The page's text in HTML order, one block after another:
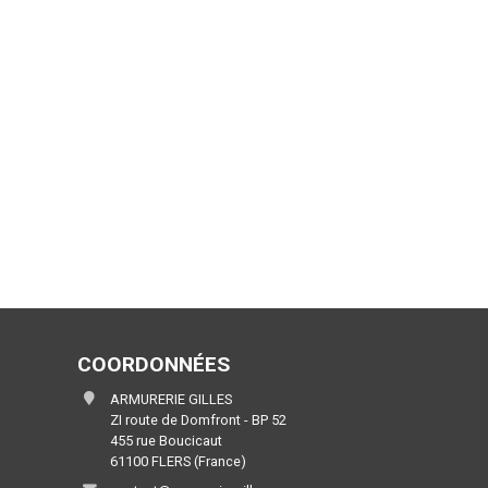
COORDONNÉES
ARMURERIE GILLES
ZI route de Domfront - BP 52
455 rue Boucicaut
61100 FLERS (France)